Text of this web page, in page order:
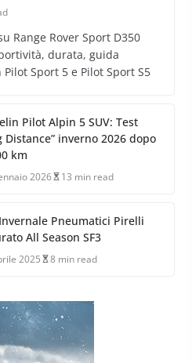
Range Rover Sport D350
durata, guida
Sport 5 e Pilot Sport S5
Pilot Alpin 5 SUV: Test
Distance” inverno 2026 dopo
km
2026 13 min read
Pneumatici Pirelli
All Season SF3
2025 8 min read